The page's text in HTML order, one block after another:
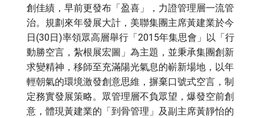
創佳績，早前更發布「盈喜」，力證管理層一流管
治。規劃來年發展大計，美聯集團主席黃建業於今
日(30日)率領眾高層舉行「2015年集思會」以「行
動勝空言，紮根展宏圖」為主題，並秉承集團創新
求變精神，移師至充滿陽光氣息的嶄新場地，以年
輕朝氣的環境激發創意思維，摒棄口號式空言，制
定務實發展策略。眾管理層不負眾望，爆發空前創
意，體現黃建業的「到骨管理」及副主席黃靜怡的